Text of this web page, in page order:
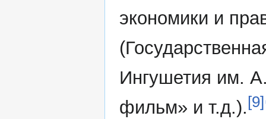
экономики и
Ингушетия им.
фильм» и т.д.).[9]